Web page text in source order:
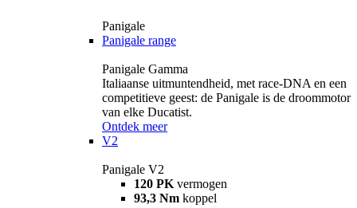
Panigale
Panigale range
Panigale Gamma
Italiaanse uitmuntendheid, met race-DNA en een
competitieve geest: de Panigale is de droommotor
van elke Ducatist.
Ontdek meer
V2
Panigale V2
120 PK vermogen
93,3 Nm koppel